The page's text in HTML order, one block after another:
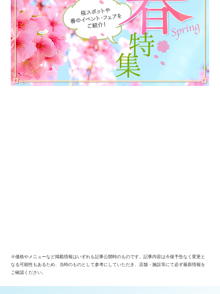
※価格やメニューなど掲載情報はいずれも記事公開時のものです。記事内容は今後予告なく変更と
なる可能性もあるため、当時のものとして参考にしていただき、店舗・施設等にて必ず最新情報を
ご確認ください。